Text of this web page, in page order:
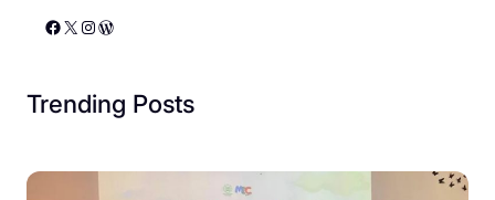
Facebook X Instagram WordPress
Trending Posts